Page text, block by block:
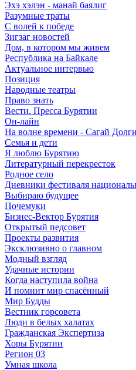
Эхэ хэлэн - манай баялиг
Разумные траты
С волей к победе
Зигзаг новостей
Дом, в котором мы живем
Республика на Байкале
Актуальное интервью
Позиция
Народные театры
Право знать
Вести. Пресса Бурятии
Он-лайн
На волне времени - Сагай
Семья и дети
Я люблю Бурятию
Литературный перекресток
Родное село
Дневники фестиваля
Выбираю будущее
Почемуки
Бизнес-Вектор Бурятия
Открытый педсовет
Проекты развития
Эксклюзивно о главном
Модный взгляд
Удачные истории
Когда наступила война
И помнит мир спасённый
Мир Будды
Вестник горсовета
Люди в белых халатах
Гражданская Экспертиза
Хоры Бурятии
Регион 03
Умная школа